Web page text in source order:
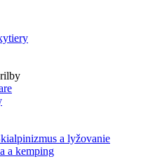
a lyžovanie
a kemping